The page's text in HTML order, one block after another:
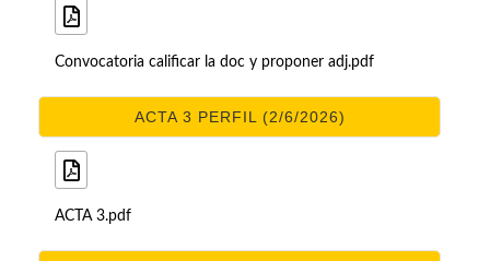
Convocatoria calificar la doc y proponer adj.pdf
ACTA 3 PERFIL (2/6/2026)
ACTA 3.pdf